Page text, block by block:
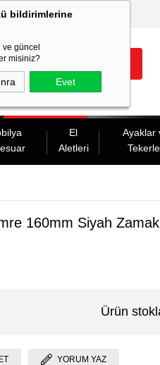
bildirimlerine
güncel
misiniz?
Evet
El
Aletleri
Ayaklar
160mm Siyah
Ürün
YORUM YAZ